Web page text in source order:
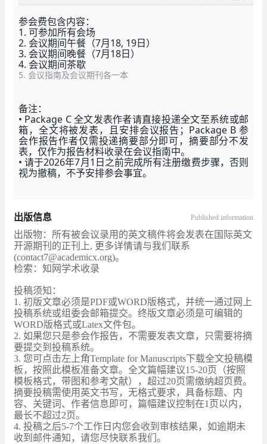
参会费包含内容：
1. 可参加所有会场
2. 会议期间午餐（7月18, 19日）
3. 会议期间晚餐（7月18日）
4. 会议期间茶歇
5. 会议指南及会议期刊各一本
备注：
• Package C 全文发表作者请直接投递全文至系统或邮
箱，全文将被发表，且安排会议报告；Package B 参
会作报告作者仅需投递摘要部分即可，摘要部分不发
表，仅作为报告材料收录在会议指南中。
• 请于2026年7月1日之前完成所有注册缴费步骤，否则
视为撤稿，不予安排参会事宜。
出版信息 Published information
出版物：所有被会议录用的英文稿件将会发表在国际英文
开源期刊的正刊上, 更多详情请与我们联系
(contact7@academicx.org)。
检索：知网学术收录
投稿须知：
1. 初版文章必须是PDF或WORD版格式，并统一通过网上
投稿系统或组委会邮箱提交。终版文章必须是可编辑的
WORD版格式或Latex文件包。
2. 如果您只是参会作报告，不需要发表文章，只需要将摘
要提交到投稿系统。
3. 您可点击左上角Template for Manuscripts下载全文投稿模
板，按照此模板准备文章。全文篇幅建议15-20页（按照
模板格式，带图和参考文献），超过20页需缴纳超页费。
摘要投稿需使用英文书写，无格式要求，具备标题、内
容、关键词、作者信息即可，篇幅建议控制在1页以内，
最长不超过2页。
4. 投稿之后5-7个工作日内您会收到审核结果，如逾期未
收到邮件通知，请您尽快联系我们。